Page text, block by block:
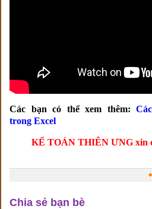
Các bạn có thể xem thêm:
trong Excel
KẾ TOÁN THIÊN ƯNG xin
Chia sẻ bạn bè